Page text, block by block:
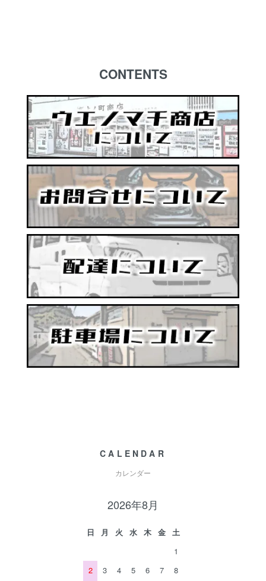
CONTENTS
CALENDAR
カレンダー
2026年8月
日 月 火 水 木 金
土
1
2
3 4 5 6 7
8